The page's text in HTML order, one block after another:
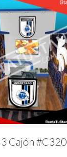
Cajón #C320